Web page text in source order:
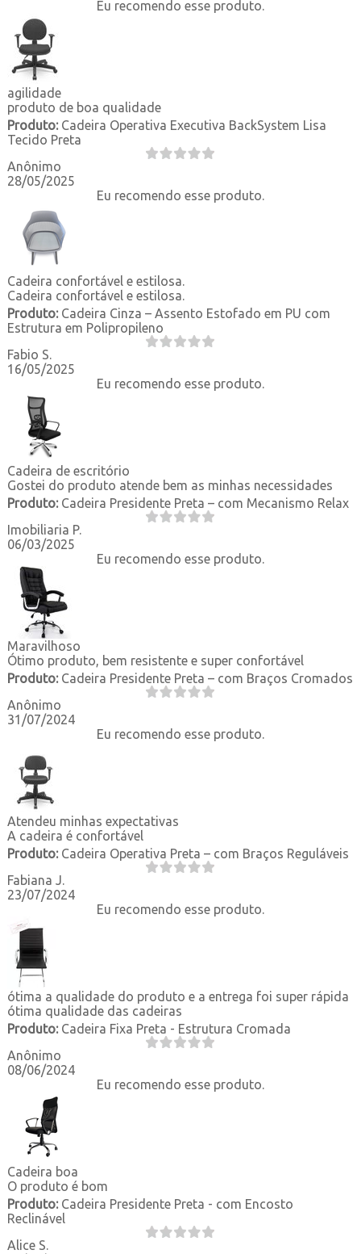
Eu recomendo esse produto.
agilidade
produto de boa qualidade
Produto:Cadeira Operativa Executiva BackSystem Lisa
Tecido Preta
Anônimo
28/05/2025
Eu recomendo esse produto.
Cadeira confortável e estilosa.
Cadeira confortável e estilosa.
Produto:Cadeira Cinza – Assento Estofado em PU com
Estrutura em Polipropileno
Fabio S.
16/05/2025
Eu recomendo esse produto.
Cadeira de escritório
Gostei do produto atende bem as minhas necessidades
Produto:Cadeira Presidente Preta – com Mecanismo Relax
Imobiliaria P.
06/03/2025
Eu recomendo esse produto.
Maravilhoso
Ótimo produto, bem resistente e super confortável
Produto:Cadeira Presidente Preta – com Braços Cromados
Anônimo
31/07/2024
Eu recomendo esse produto.
Atendeu minhas expectativas
A cadeira é confortável
Produto:Cadeira Operativa Preta – com Braços Reguláveis
Fabiana J.
23/07/2024
Eu recomendo esse produto.
ótima a qualidade do produto e a entrega foi super rápida
ótima qualidade das cadeiras
Produto:Cadeira Fixa Preta - Estrutura Cromada
Anônimo
08/06/2024
Eu recomendo esse produto.
Cadeira boa
O produto é bom
Produto:Cadeira Presidente Preta - com Encosto
Reclinável
Alice S.